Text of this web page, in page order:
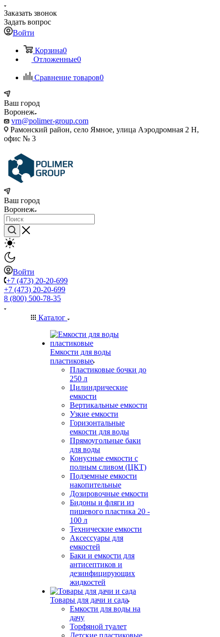
Заказать звонок
Задать вопрос
Войти
Корзина0
Отложенные0
Сравнение товаров0
Ваш город
Воронеж
vrn@polimer-group.com
Рамонский район, село Ямное, улица Аэродромная 2 Н,
офис № 3
Ваш город
Воронеж
Войти
+7 (473) 20-20-699
+7 (473) 20-20-699
8 (800) 500-78-35
Каталог
Емкости для воды
пластиковые
Пластиковые бочки до
250 л
Цилиндрические
емкости
Вертикальные емкости
Узкие емкости
Горизонтальные
емкости для воды
Прямоугольные баки
для воды
Конусные емкости с
полным сливом (ЦКТ)
Подземные емкости
накопительные
Дозировочные емкости
Бидоны и фляги из
пищевого пластика 20 -
100 л
Технические емкости
Аксессуары для
емкостей
Баки и емкости для
антисептиков и
дезинфицирующих
жидкостей
Товары для дачи и сада
Емкости для воды на
дачу
Торфяной туалет
Детские пластиковые